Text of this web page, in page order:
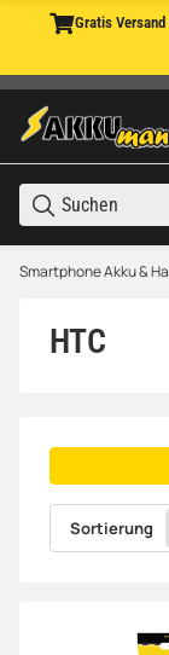
Gratis Versand
HTC
Sortierung